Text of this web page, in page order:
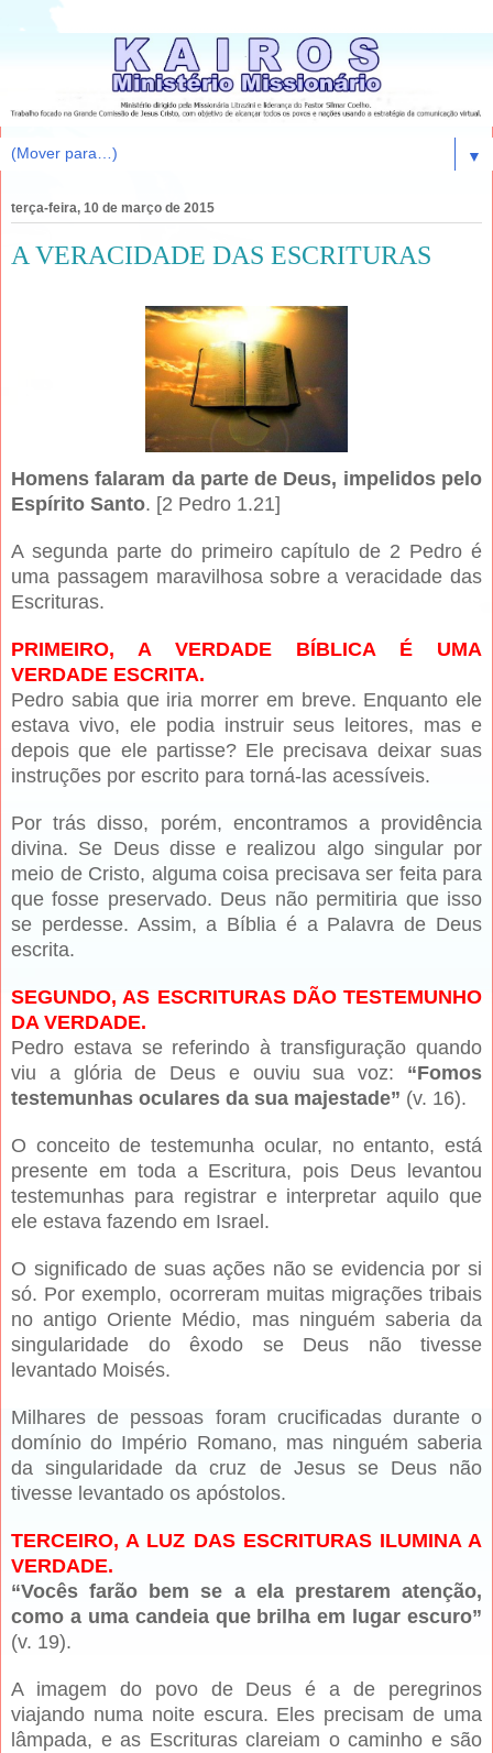
▼
terça-feira, 10 de março de 2015
A VERACIDADE DAS ESCRITURAS
Homens falaram da parte de Deus, impelidos pelo
Espírito Santo. [2 Pedro 1.21]
A segunda parte do primeiro capítulo de 2 Pedro é
uma passagem maravilhosa sobre a veracidade das
Escrituras.
PRIMEIRO, A VERDADE BÍBLICA É UMA
VERDADE ESCRITA.
Pedro sabia que iria morrer em breve. Enquanto ele
estava vivo, ele podia instruir seus leitores, mas e
depois que ele partisse? Ele precisava deixar suas
instruções por escrito para torná-las acessíveis.
Por trás disso, porém, encontramos a providência
divina. Se Deus disse e realizou algo singular por
meio de Cristo, alguma coisa precisava ser feita para
que fosse preservado. Deus não permitiria que isso
se perdesse. Assim, a Bíblia é a Palavra de Deus
escrita.
SEGUNDO, AS ESCRITURAS DÃO TESTEMUNHO
DA VERDADE.
Pedro estava se referindo à transfiguração quando
viu a glória de Deus e ouviu sua voz: “Fomos
testemunhas oculares da sua majestade” (v. 16).
O conceito de testemunha ocular, no entanto, está
presente em toda a Escritura, pois Deus levantou
testemunhas para registrar e interpretar aquilo que
ele estava fazendo em Israel.
O significado de suas ações não se evidencia por si
só. Por exemplo, ocorreram muitas migrações tribais
no antigo Oriente Médio, mas ninguém saberia da
singularidade do êxodo se Deus não tivesse
levantado Moisés.
Milhares de pessoas foram crucificadas durante o
domínio do Império Romano, mas ninguém saberia
da singularidade da cruz de Jesus se Deus não
tivesse levantado os apóstolos.
TERCEIRO, A LUZ DAS ESCRITURAS ILUMINA A
VERDADE.
“Vocês farão bem se a ela prestarem atenção,
como a uma candeia que brilha em lugar escuro”
(v. 19).
A imagem do povo de Deus é a de peregrinos
viajando numa noite escura. Eles precisam de uma
lâmpada, e as Escrituras clareiam o caminho e são